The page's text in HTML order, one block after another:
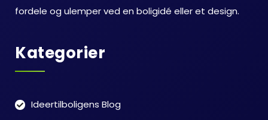
fordele og ulemper ved en boligidé eller et design.
Kategorier
Ideertilboligens Blog